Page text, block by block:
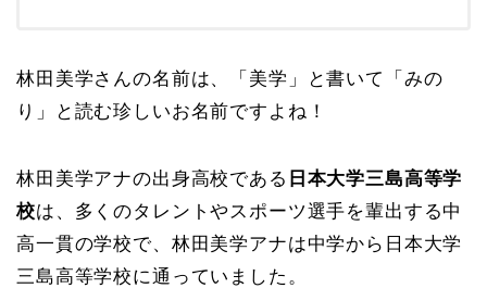
林田美学さんの名前は、「美学」と書いて「みの
り」と読む珍しいお名前ですよね！
林田美学アナの出身高校である 日本大学三島高等学
校は、多くのタレントやスポーツ選手を輩出する中
高一貫の学校で、林田美学アナは中学から日本大学
三島高等学校に通っていました。